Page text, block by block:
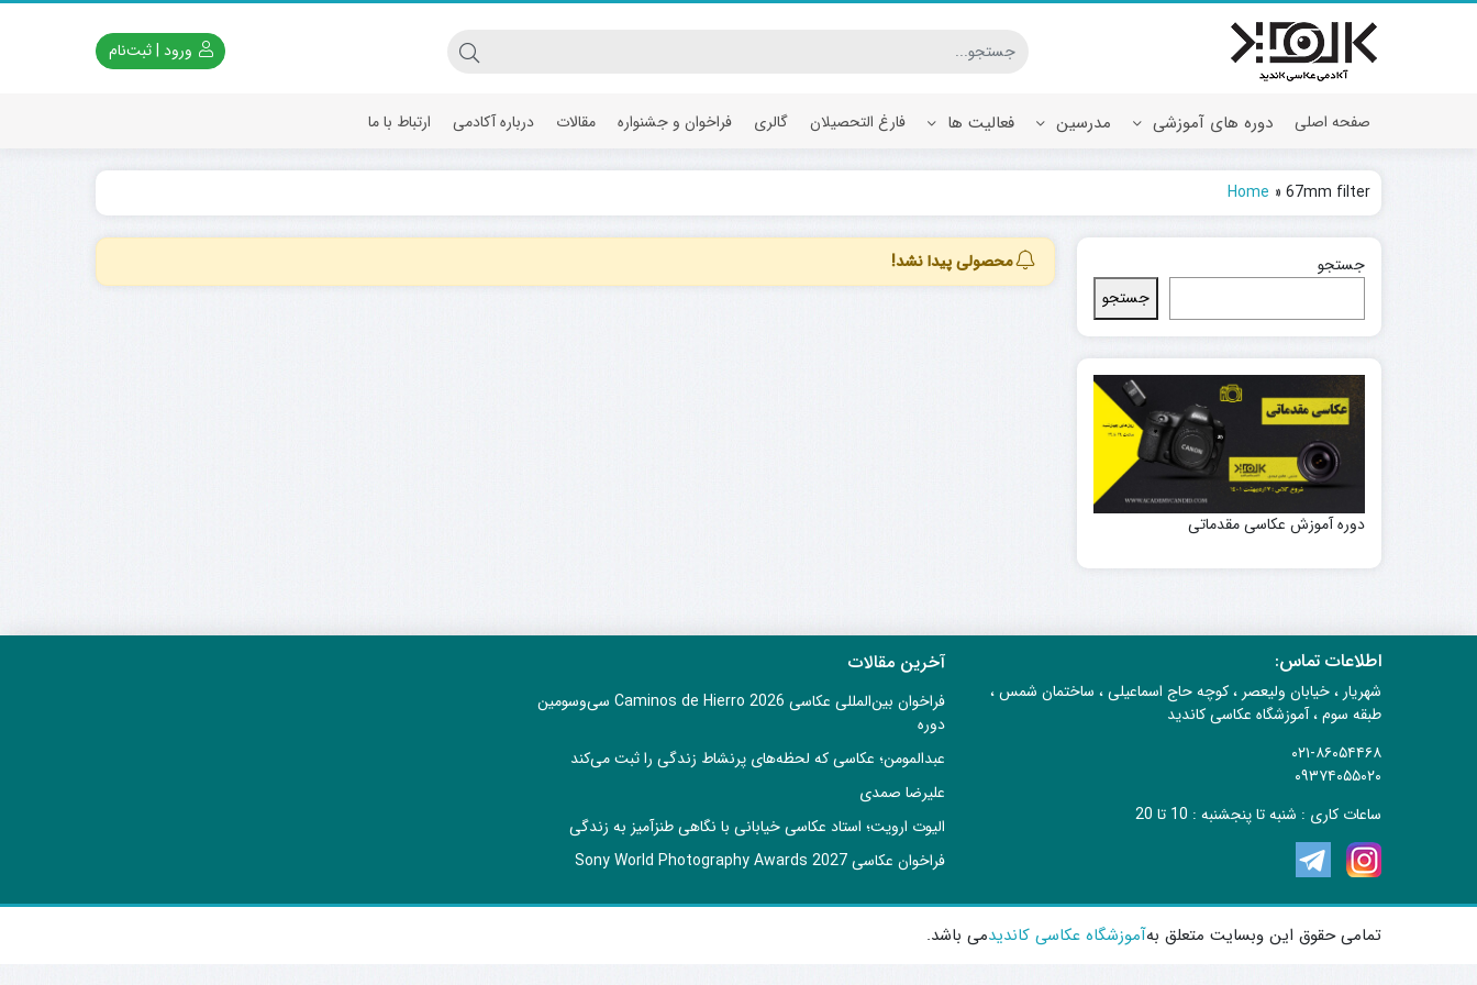
ورود | ثبت‌نام
صفحه اصلی دوره های آموزشی مدرسین فعالیت ها فارغ التحصیلان گالری فراخوان و جشنواره مقالات درباره آکادمی ارتباط با ما
Home » 67mm filter
محصولی پیدا نشد!
جستجو
جستجو
دوره آموزش عکاسی مقدماتی
اطلاعات تماس:
شهریار ، خیابان ولیعصر ، کوچه حاج اسماعیلی ، ساختمان شمس ،
طبقه سوم ، آموزشگاه عکاسی کاندید
۰۲۱-۸۶۰۵۴۴۶۸
۰۹۳۷۴۰۵۵۰۲۰
ساعات کاری : شنبه تا پنجشنبه : 10 تا 20
آخرین مقالات
فراخوان بین‌المللی عکاسی Caminos de Hierro 2026 سی‌وسومین
دوره
عبدالمومن؛ عکاسی که لحظه‌های پرنشاط زندگی را ثبت می‌کند
علیرضا صمدی
الیوت ارویت؛ استاد عکاسی خیابانی با نگاهی طنزآمیز به زندگی
فراخوان عکاسی Sony World Photography Awards 2027
تمامی حقوق این وبسایت متعلق بهآموزشگاه عکاسی کاندیدمی باشد.